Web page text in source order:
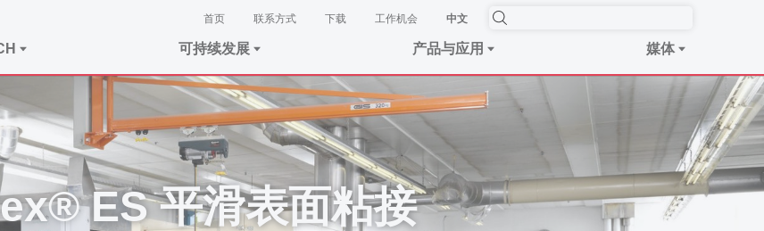
首页 联系方式 下载 工作机会 中文
可持续发展 产品与应用 媒体
ES平滑表面粘接